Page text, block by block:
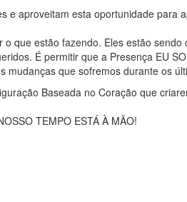
e aproveitam esta oportunidade para
que estão fazendo. Eles estão
É permitir que a Presença EU
mudanças que sofremos durante os
Baseada no Coração que
TEMPO ESTÁ À MÃO!